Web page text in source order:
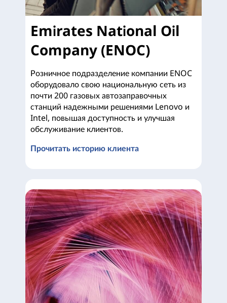
Emirates National Oil
Company (ENOC)
Розничное подразделение компании ENOC
оборудовало свою национальную сеть из
почти 200 газовых автозаправочных
станций надежными решениями Lenovo и
Intel, повышая доступность и улучшая
обслуживание клиентов.
Прочитать историю клиента